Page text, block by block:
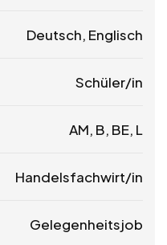
Deutsch, Englisch
Schüler/in
AM, B, BE, L
Handelsfachwirt/in
Gelegenheitsjob